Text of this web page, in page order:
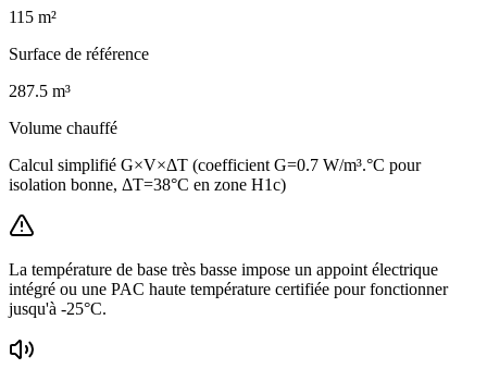
115 m²
Surface de référence
287.5 m³
Volume chauffé
Calcul simplifié G×V×ΔT (coefficient G=0.7 W/m³.°C pour
isolation bonne, ΔT=38°C en zone H1c)
La température de base très basse impose un appoint électrique
intégré ou une PAC haute température certifiée pour fonctionner
jusqu'à -25°C.